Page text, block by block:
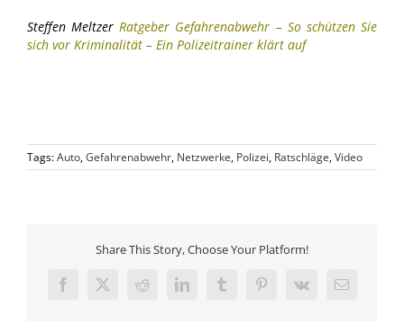
Steffen MeltzerRatgeber Gefahrenabwehr – So schützen Sie
sich vor Kriminalität – Ein Polizeitrainer klärt auf
Tags:Auto,Gefahrenabwehr, Netzwerke, Polizei, Ratschläge,Video
Share This Story, Choose Your Platform!
Facebook
X RedditLinkedInTumblrPinterest
Vk
E-